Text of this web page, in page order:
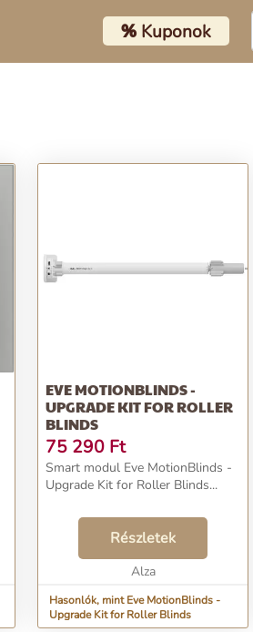
%Kuponok
EVE MOTIONBLINDS -
UPGRADE KIT FOR ROLLER
BLINDS
75 290 Ft
Smart modul Eve MotionBlinds -
Upgrade Kit for Roller Blinds...
Részletek
Alza
Hasonlók, mint Eve MotionBlinds -
Upgrade Kit for Roller Blinds